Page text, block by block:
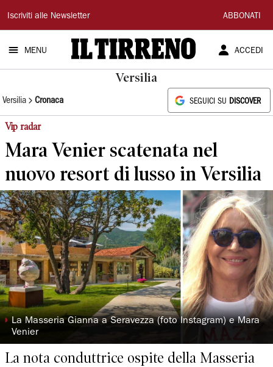
Il
Tirreno
Iscriviti alle Newsletter ABBONATI
MENU ACCEDI
Versilia
Versilia Cronaca SEGUICI SU DISCOVER
Vip radar
Mara Venier scatenata nel
nuovo resort di lusso in Versilia
◗ La Masseria Gianna a Seravezza (foto Instagram) e Mara
Venier
La nota conduttrice ospite della Masseria